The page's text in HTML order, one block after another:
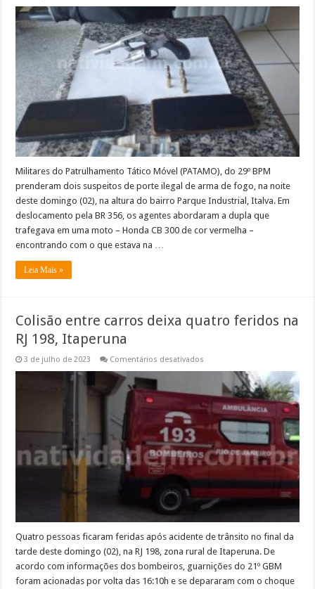
com
arma
em
Italva
Militares do Patrulhamento Tático Móvel (PATAMO), do 29º BPM
prenderam dois suspeitos de porte ilegal de arma de fogo, na noite
deste domingo (02), na altura do bairro Parque Industrial, Italva. Em
deslocamento pela BR 356, os agentes abordaram a dupla que
trafegava em uma moto – Honda CB 300 de cor vermelha –
encontrando com o que estava na …
Leia Mais »
Colisão entre carros deixa quatro feridos na
RJ 198, Itaperuna
3 de julho de 2023 Comentários desativados
carros
deixa
quatro
feridos
na
RJ
198,
Itaperuna
Quatro pessoas ficaram feridas após acidente de trânsito no final da
tarde deste domingo (02), na RJ 198, zona rural de Itaperuna. De
acordo com informações dos bombeiros, guarnições do 21º GBM
foram acionadas por volta das 16:10h e se depararam com o choque